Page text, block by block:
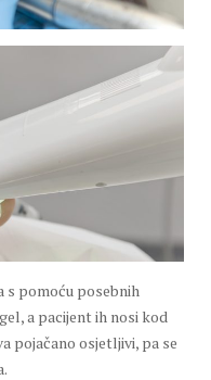
s pomoću posebnih
a pacijent ih nosi kod
pojačano osjetljivi, pa se